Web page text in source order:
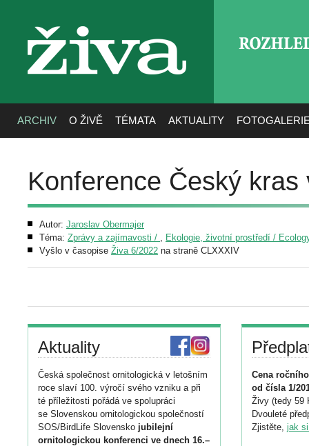
živa
ARCHIV O ŽIVĚ TÉMATA AKTUALITY
Konference Český
Autor: Jaroslav Obermajer
Téma: Zprávy a zajímavosti / , Ekologie, životní prostředí /
Vyšlo v časopise Živa 6/2022 na straně CLXXXIV
Aktuality
Česká společnost ornitologická v letošním
roce slaví 100. výročí svého vzniku a při
té příležitosti pořádá ve spolupráci
se Slovenskou ornitologickou společností
SOS/BirdLife Slovensko jubilejní
ornitologickou konferenci ve dnech 16.–
Cena
od čísla 1/
Živy (tedy 59
Dvouleté
Zjistěte, jak